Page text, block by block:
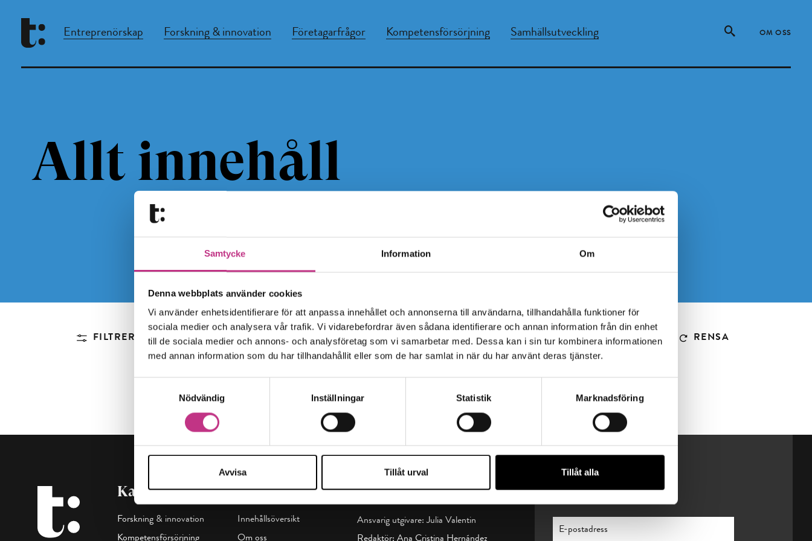
Samtycke Information Om
Denna webbplats använder cookies
Vi använder enhetsidentifierare för att anpassa innehållet och annonserna till användarna, tillhandahålla funktioner för
sociala medier och analysera vår trafik. Vi vidarebefordrar även sådana identifierare och annan information från din enhet
till de sociala medier och annons- och analysföretag som vi samarbetar med. Dessa kan i sin tur kombinera informationen
med annan information som du har tillhandahållit eller som de har samlat in när du har använt deras tjänster.
Nödvändig
Inställningar Statistik Marknadsföring
Avvisa Tillåt urval Tillåt alla
Entreprenörskap Forskning & innovation Företagarfrågor Kompetensförsörjning Samhällsutveckling OM OSS
Allt innehåll
FILTRERA RENSA
Kategorier
Forskning & innovation
Kompetensförsörjning
Magasin t:
Innehållsöversikt
Om oss
Kontakta oss
Ansvarig utgivare: Julia Valentin
Nyhetsbrev